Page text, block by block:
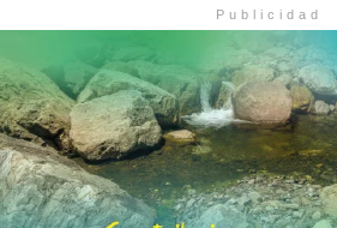
Publicidad